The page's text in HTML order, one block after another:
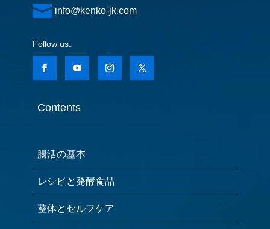
 info@kenko-jk.com
Contents
腸活の基本
レシピと発酵食品
整体とセルフケア